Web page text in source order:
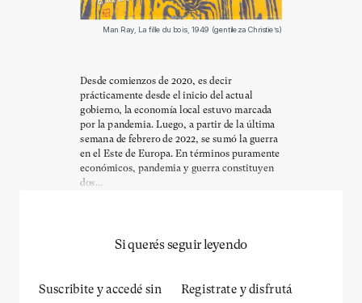
Man Ray, La fille du bois, 1949 (gentileza Christie’s)
Desde comienzos de 2020, es decir
prácticamente desde el inicio del actual
gobierno, la economía local estuvo marcada
por la pandemia. Luego, a partir de la última
semana de febrero de 2022, se sumó la guerra
en el Este de Europa. En términos puramente
económicos, pandemia y guerra constituyen
dos...
Si querés seguir leyendo
Suscribite y accedé sin
Registrate y disfrutá